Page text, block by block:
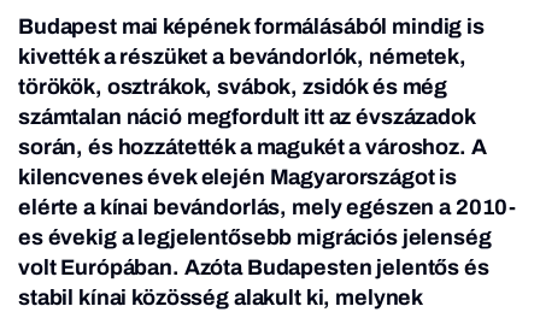
Budapest mai képének formálásából mindig is
kivették a részüket a bevándorlók, németek,
törökök, osztrákok, svábok, zsidók és még
számtalan náció megfordult itt az évszázadok
során, és hozzátették a magukét a városhoz. A
kilencvenes évek elején Magyarországot is
elérte a kínai bevándorlás, mely egészen a 2010-
es évekig a legjelentősebb migrációs jelenség
volt Európában. Azóta Budapesten jelentős és
stabil kínai közösség alakult ki, melynek